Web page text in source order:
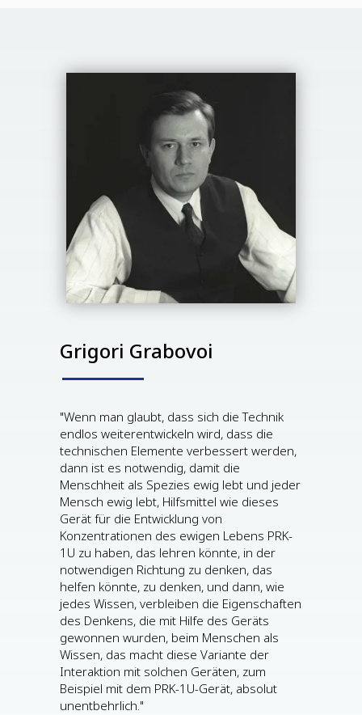
Grigori Grabovoi
"Wenn man glaubt, dass sich die Technik
endlos weiterentwickeln wird, dass die
technischen Elemente verbessert werden,
dann ist es notwendig, damit die
Menschheit als Spezies ewig lebt und jeder
Mensch ewig lebt, Hilfsmittel wie dieses
Gerät für die Entwicklung von
Konzentrationen des ewigen Lebens PRK-
1U zu haben, das lehren könnte, in der
notwendigen Richtung zu denken, das
helfen könnte, zu denken, und dann, wie
jedes Wissen, verbleiben die Eigenschaften
des Denkens, die mit Hilfe des Geräts
gewonnen wurden, beim Menschen als
Wissen, das macht diese Variante der
Interaktion mit solchen Geräten, zum
Beispiel mit dem PRK-1U-Gerät, absolut
unentbehrlich."